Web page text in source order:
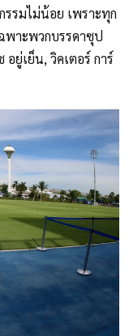
รรมไม่น้อย เพราะทุก
พาะพวกบรรดาซุป
ยู่เย็น, วิคเตอร์ การ์